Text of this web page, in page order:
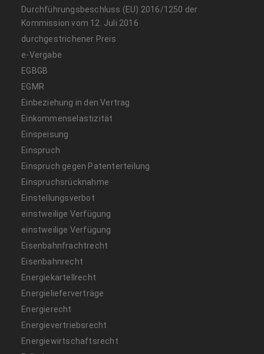
Durchführungsbeschluss (EU) 2016/1250 der
Kommission vom 12. Juli 2016
durchgestrichener Preis
e-Vergabe
EGBGB
EGMR
Einbeziehung in den Vertrag
Einkommenselastizität
Einspeisung
Einspruch
Einspruch gegen Patenterteilung
Einspruchsrücknahme
Einstellungsverbot
einstweilige Verfügung
einstweilige Verfügung
Eisenbahnfrachtrecht
Eisenbahnrecht
Energiekartellrecht
Energielieferverträge
Energierecht
Energievertriebsrecht
Energiewirtschaftsrecht